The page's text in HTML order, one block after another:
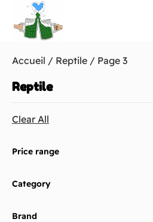
Accueil / Reptile / Page 3
Reptile
Clear All
Price range
Category
Brand